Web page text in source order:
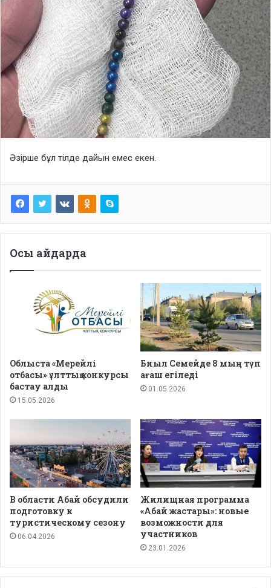
Әзірше бұл тілде дайын емес екен.
Осы айдарда
Облыста «Мерейлі
отбасы» ұлттық конкурсы
бастау алды
15.05.2026
Биыл Семейде 8 мың түп
ағаш егіледі
01.05.2026
В области Абай обсудили
подготовку к
туристическому сезону
06.04.2026
Жилищная программа
«Абай жастары»: новые
возможности для
участников
23.01.2026